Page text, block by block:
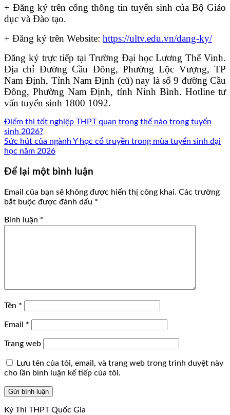
+ Đăng ký trên cổng thông tin tuyển sinh của Bộ Giáo
dục và Đào tạo.
+ Đăng ký trên Website: https://ultv.edu.vn/dang-ky/
Đăng ký trực tiếp tại Trường Đại học Lương Thế Vinh.
Địa chỉ Đường Cầu Đông, Phường Lộc Vượng, TP
Nam Định, Tỉnh Nam Định (cũ) nay là số 9 đường Cầu
Đông, Phường Nam Định, tỉnh Ninh Bình. Hotline tư
vấn tuyển sinh 1800 1092.
Điểm thi tốt nghiệp THPT quan trọng thế nào trong tuyển
sinh 2026?
Sức hút của ngành Y học cổ truyền trong mùa tuyển sinh đại
học năm 2026
Để lại một bình luận
Email của bạn sẽ không được hiển thị công khai. Các trường
bắt buộc được đánh dấu *
Bình luận *
Tên *
Email *
Trang web
Lưu tên của tôi, email, và trang web trong trình duyệt này
cho lần bình luận kế tiếp của tôi.
Kỳ Thi THPT Quốc Gia